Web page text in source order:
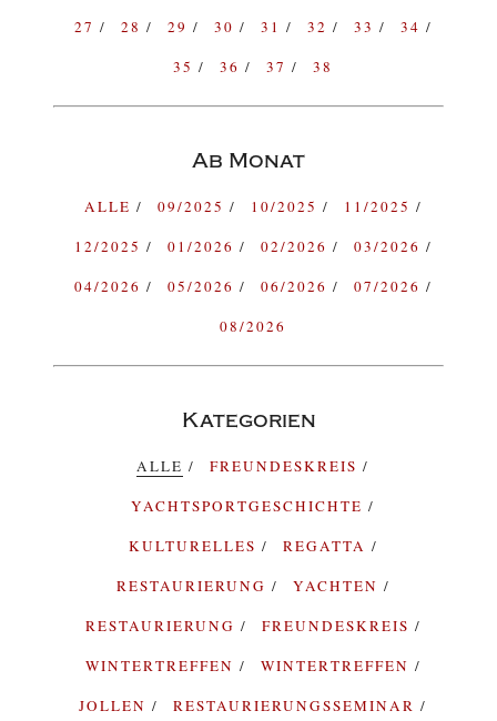
27 28 29 30 31 32 33
34
35
36 37 38
Ab Monat
ALLE 09/2025 10/2025
11/2025
12/2025
01/2026 02/2026
03/2026
04/2026
05/2026 06/2026
07/2026
08/2026
Kategorien
ALLE
FREUNDESKREIS
YACHTSPORTGESCHICHTE
KULTURELLES
REGATTA
RESTAURIERUNG
YACHTEN
RESTAURIERUNG
FREUNDESKREIS
WINTERTREFFEN
WINTERTREFFEN
JOLLEN
RESTAURIERUNGSSEMINAR